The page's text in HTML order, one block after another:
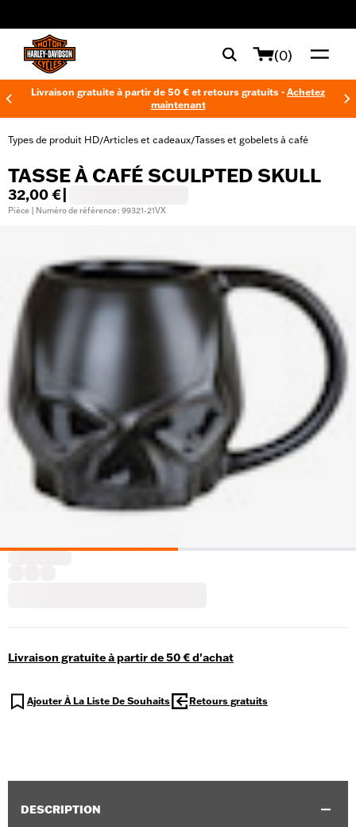
(0)
Livraison gratuite à partir de 50 € et retours gratuits - Achetez
maintenant
Types de produit HD/Articles et cadeaux/Tasses et gobelets à café
TASSE À CAFÉ SCULPTED SKULL
32,00 €
Pièce | Numéro de référence : 99321-21VX
Livraison gratuite à partir de 50 € d'achat
Ajouter À La Liste De Souhaits Retours gratuits
DESCRIPTION